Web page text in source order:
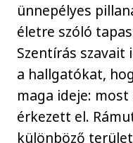
ünnepélyes
életre szóló
Szentírás szavait
a hallgatókat,
maga ideje:
érkezett el.
különböző